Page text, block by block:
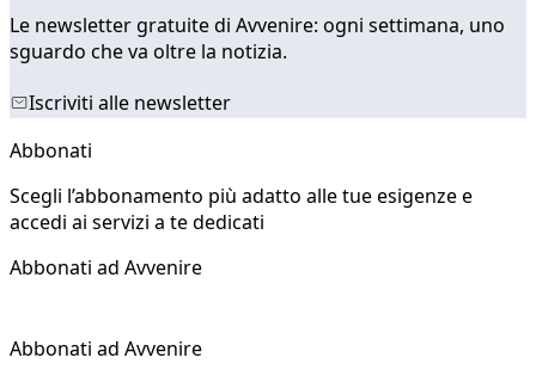
Le newsletter gratuite di Avvenire: ogni settimana, uno
sguardo che va oltre la notizia.
Iscriviti alle newsletter
Abbonati
Scegli l’abbonamento più adatto alle tue esigenze e
accedi ai servizi a te dedicati
Abbonati ad Avvenire
Abbonati ad Avvenire